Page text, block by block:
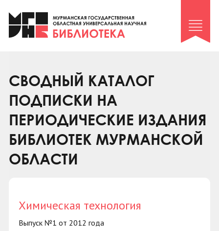
Клуб «Гиря и сельдерей»
Клуб «Семейный архив»
Коллегам
Контакты
СВОДНЫЙ КАТАЛОГ
ПОДПИСКИ НА
ПЕРИОДИЧЕСКИЕ ИЗДАНИЯ
БИБЛИОТЕК МУРМАНСКОЙ
ОБЛАСТИ
Химическая технология
Выпуск №1 от 2012 года